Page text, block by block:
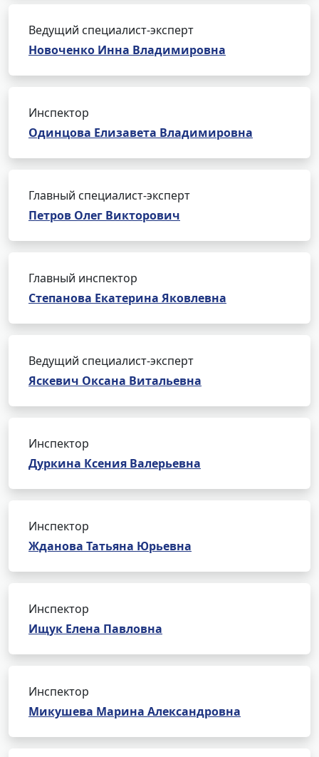
Ведущий специалист-эксперт
Новоченко Инна Владимировна
Инспектор
Одинцова Елизавета Владимировна
Главный специалист-эксперт
Петров Олег Викторович
Главный инспектор
Степанова Екатерина Яковлевна
Ведущий специалист-эксперт
Яскевич Оксана Витальевна
Инспектор
Дуркина Ксения Валерьевна
Инспектор
Жданова Татьяна Юрьевна
Инспектор
Ищук Елена Павловна
Инспектор
Микушева Марина Александровна